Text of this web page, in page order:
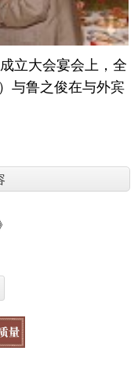
立大会宴会上，全
与鲁之俊在与外宾